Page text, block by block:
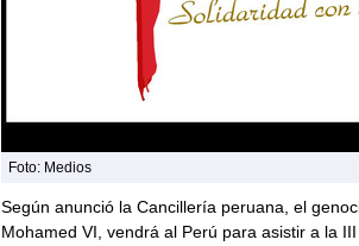
Foto: Medios
Según anunció la Cancillería peruana, el
Mohamed VI, vendrá al Perú para asistir a la